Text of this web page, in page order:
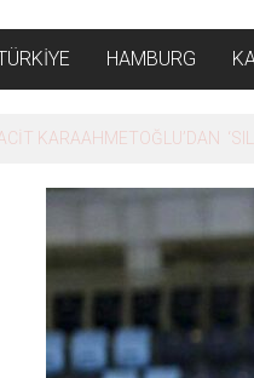
HAMBURG
KARAAHMETOĞLU’DAN